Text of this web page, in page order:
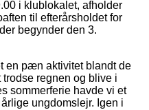
i klublokalet, afholder
til efterårsholdet for
begynder den 3.
en pæn aktivitet blandt de
regnen og blive i
sommerferie havde vi et
ungdomslejr. Igen i